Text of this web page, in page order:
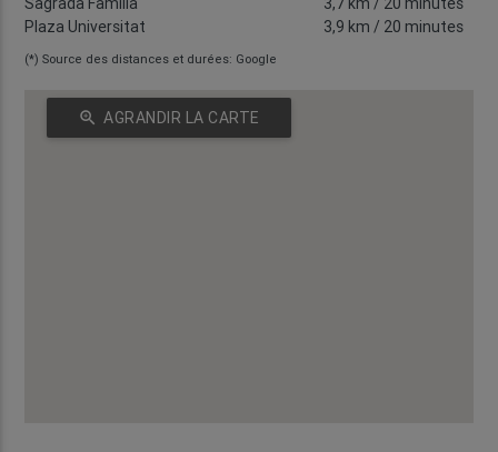
Plaza Universitat
3,9 km / 20 minutes
(*) Source des distances et durées: Google
zoom_in AGRANDIR LA CARTE